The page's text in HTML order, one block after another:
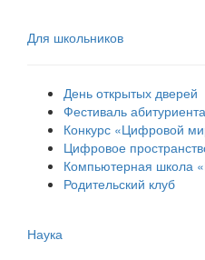
Для школьников
День открытых дверей
Фестиваль абитуриента
Конкурс «Цифровой
Цифровое
Компьютерная школа
Родительский клуб
Наука